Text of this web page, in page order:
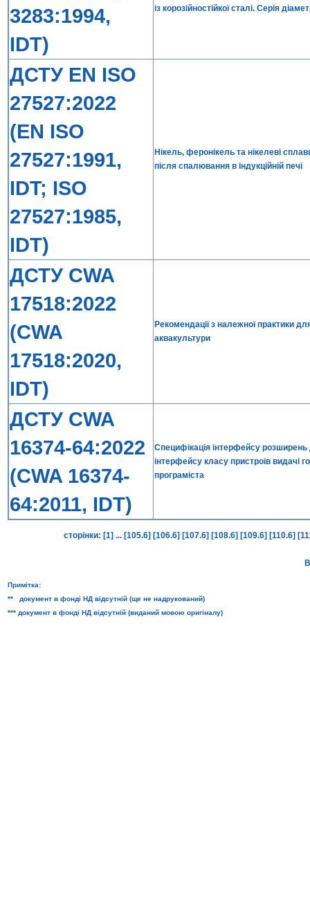
3283:1994,
IDT)
із корозійностійкої сталі. Серія
ДСТУ EN ISO
27527:2022
(EN ISO
27527:1991,
IDT; ISO
27527:1985,
IDT)
Нікель, феронікель та нікелеві
після спалювання в індукційній печі
ДСТУ CWA
17518:2022
(CWA
17518:2020,
IDT)
Рекомендації з належної практики
аквакультури
ДСТУ CWA
16374-64:2022
(CWA 16374-
64:2011, IDT)
Специфікація інтерфейсу розширень
інтерфейсу класу пристроїв видачі
програміста
сторінки: [1] ... [105.6] [106.6] [107.6] [108.6] [109.6] [110.6]
Примітка:
** документ в фонді НД відсутній (ще не надрукований)
*** документ в фонді НД відсутній (виданий мовою оригіналу)